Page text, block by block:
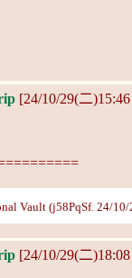
[24/10/29(二
Vault (j58PqSf. 24/
[24/10/29(二